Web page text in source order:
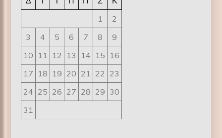
1
2
3
4 5 6 7 8
9
10 11 12 13 14 15 16
17 18 19 20 21 22 23
24 25 26 27 28 29 30
31